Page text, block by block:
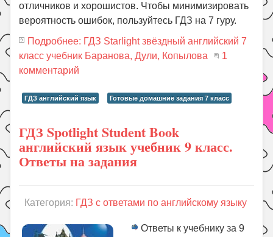
отличников и хорошистов. Чтобы минимизировать
вероятность ошибок, пользуйтесь ГДЗ на 7 гуру.
Подробнее: ГДЗ Starlight звёздный английский 7
класс учебник Баранова, Дули, Копылова
1
комментарий
ГДЗ английский язык Готовые домашние задания 7 класс
ГДЗ Spotlight Student Book
английский язык учебник 9 класс.
Ответы на задания
Категория: ГДЗ с ответами по английскому языку
Ответы к учебнику за 9